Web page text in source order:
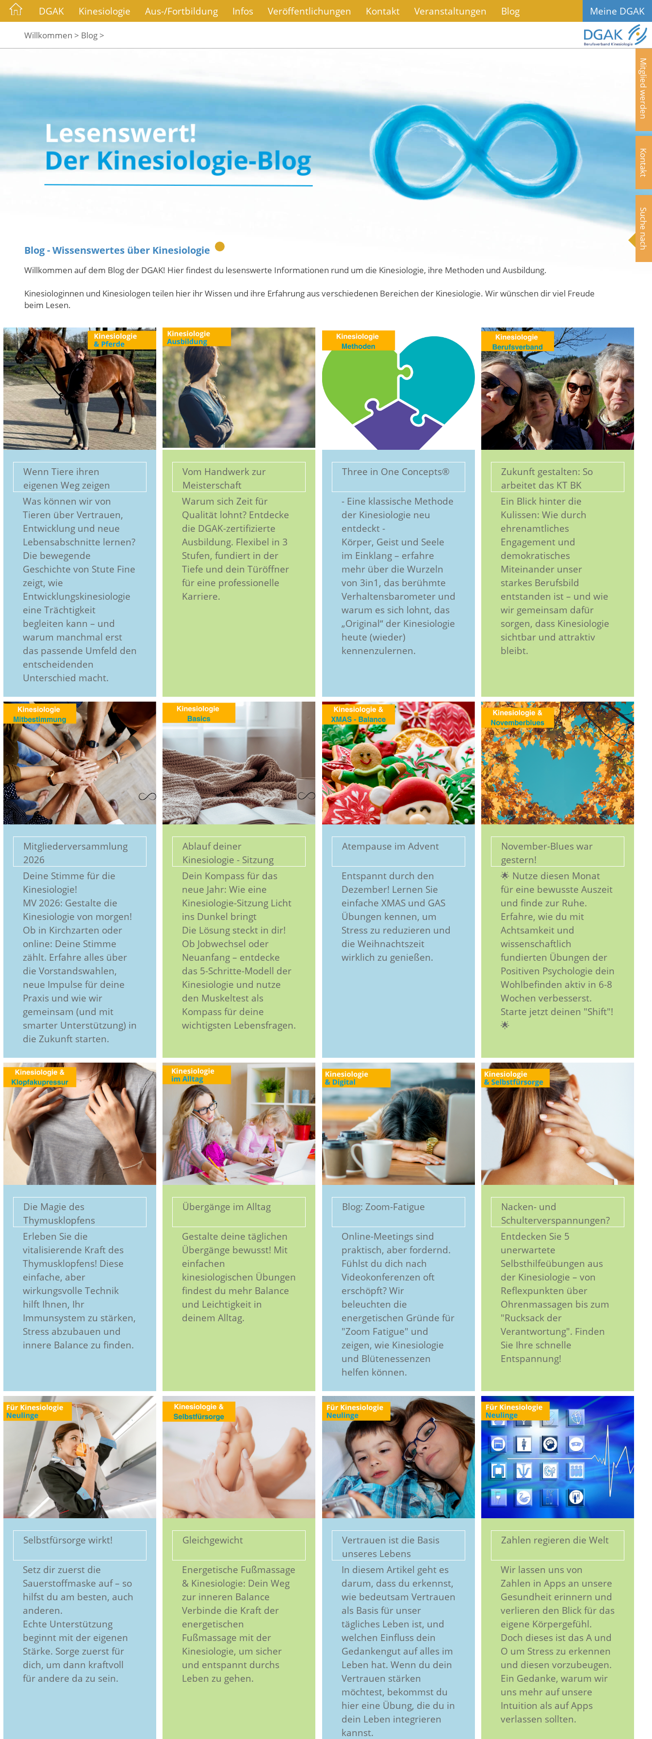
DGAK Kinesiologie Aus-/Fortbildung Infos Veröffentlichungen Kontakt Veranstaltungen Blog Meine DGAK
Willkommen > Blog >
Mitglied werden
Kontakt
Suche nach
Blog - Wissenswertes über Kinesiologie
Willkommen auf dem Blog der DGAK! Hier findest du lesenswerte Informationen rund um die Kinesiologie, ihre Methoden und Ausbildung.
Kinesiologinnen und Kinesiologen teilen hier ihr Wissen und ihre Erfahrung aus verschiedenen Bereichen der Kinesiologie. Wir wünschen dir viel Freude
beim Lesen.
Wenn Tiere ihren
eigenen Weg zeigen
Was können wir von
Tieren über Vertrauen,
Entwicklung und neue
Lebensabschnitte lernen?
Die bewegende
Geschichte von Stute Fine
zeigt, wie
Entwicklungskinesiologie
eine Trächtigkeit
begleiten kann – und
warum manchmal erst
das passende Umfeld den
entscheidenden
Unterschied macht.
Vom Handwerk zur
Meisterschaft
Warum sich Zeit für
Qualität lohnt? Entdecke
die DGAK-zertifizierte
Ausbildung. Flexibel in 3
Stufen, fundiert in der
Tiefe und dein Türöffner
für eine professionelle
Karriere.
Three in One Concepts®
- Eine klassische Methode
der Kinesiologie neu
entdeckt -
Körper, Geist und Seele
im Einklang – erfahre
mehr über die Wurzeln
von 3in1, das berühmte
Verhaltensbarometer und
warum es sich lohnt, das
„Original“ der Kinesiologie
heute (wieder)
kennenzulernen.
Zukunft gestalten: So
arbeitet das KT BK
Ein Blick hinter die
Kulissen: Wie durch
ehrenamtliches
Engagement und
demokratisches
Miteinander unser
starkes Berufsbild
entstanden ist – und wie
wir gemeinsam dafür
sorgen, dass Kinesiologie
sichtbar und attraktiv
bleibt.
Mitgliederversammlung
2026
Deine Stimme für die
Kinesiologie!
MV 2026: Gestalte die
Kinesiologie von morgen!
Ob in Kirchzarten oder
online: Deine Stimme
zählt. Erfahre alles über
die Vorstandswahlen,
neue Impulse für deine
Praxis und wie wir
gemeinsam (und mit
smarter Unterstützung) in
die Zukunft starten.
Ablauf deiner
Kinesiologie - Sitzung
Dein Kompass für das
neue Jahr: Wie eine
Kinesiologie-Sitzung Licht
ins Dunkel bringt
Die Lösung steckt in dir!
Ob Jobwechsel oder
Neuanfang – entdecke
das 5-Schritte-Modell der
Kinesiologie und nutze
den Muskeltest als
Kompass für deine
wichtigsten Lebensfragen.
Atempause im Advent
Entspannt durch den
Dezember! Lernen Sie
einfache XMAS und GAS
Übungen kennen, um
Stress zu reduzieren und
die Weihnachtszeit
wirklich zu genießen.
November-Blues war
gestern!
🌟 Nutze diesen Monat
für eine bewusste Auszeit
und finde zur Ruhe.
Erfahre, wie du mit
Achtsamkeit und
wissenschaftlich
fundierten Übungen der
Positiven Psychologie dein
Wohlbefinden aktiv in 6-8
Wochen verbesserst.
Starte jetzt deinen "Shift"!
🌟
Die Magie des
Thymusklopfens
Erleben Sie die
vitalisierende Kraft des
Thymusklopfens! Diese
einfache, aber
wirkungsvolle Technik
hilft Ihnen, Ihr
Immunsystem zu stärken,
Stress abzubauen und
innere Balance zu finden.
Übergänge im Alltag
Gestalte deine täglichen
Übergänge bewusst! Mit
einfachen
kinesiologischen Übungen
findest du mehr Balance
und Leichtigkeit in
deinem Alltag.
Blog: Zoom-Fatigue
Online-Meetings sind
praktisch, aber fordernd.
Fühlst du dich nach
Videokonferenzen oft
erschöpft? Wir
beleuchten die
energetischen Gründe für
"Zoom Fatigue" und
zeigen, wie Kinesiologie
und Blütenessenzen
helfen können.
Nacken- und
Schulterverspannungen?
Entdecken Sie 5
unerwartete
Selbsthilfeübungen aus
der Kinesiologie – von
Reflexpunkten über
Ohrenmassagen bis zum
"Rucksack der
Verantwortung". Finden
Sie Ihre schnelle
Entspannung!
Selbstfürsorge wirkt!
Setz dir zuerst die
Sauerstoffmaske auf – so
hilfst du am besten, auch
anderen.
Echte Unterstützung
beginnt mit der eigenen
Stärke. Sorge zuerst für
dich, um dann kraftvoll
für andere da zu sein.
Gleichgewicht
Energetische Fußmassage
& Kinesiologie: Dein Weg
zur inneren Balance
Verbinde die Kraft der
energetischen
Fußmassage mit der
Kinesiologie, um sicher
und entspannt durchs
Leben zu gehen.
Vertrauen ist die Basis
unseres Lebens
In diesem Artikel geht es
darum, dass du erkennst,
wie bedeutsam Vertrauen
als Basis für unser
tägliches Leben ist, und
welchen Einfluss dein
Gedankengut auf alles im
Leben hat. Wenn du dein
Vertrauen stärken
möchtest, bekommst du
hier eine Übung, die du in
dein Leben integrieren
kannst.
Zahlen regieren die Welt
Wir lassen uns von
Zahlen in Apps an unsere
Gesundheit erinnern und
verlieren den Blick für das
eigene Körpergefühl.
Doch dieses ist das A und
O um Stress zu erkennen
und diesen vorzubeugen.
Ein Gedanke, warum wir
uns mehr auf unsere
Intuition als auf Apps
verlassen sollten.